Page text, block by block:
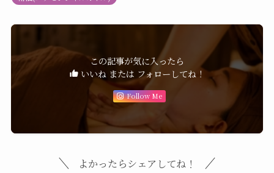
この記事が気に入ったら
いいね または フォローしてね！
Follow Me
よかったらシェアしてね！